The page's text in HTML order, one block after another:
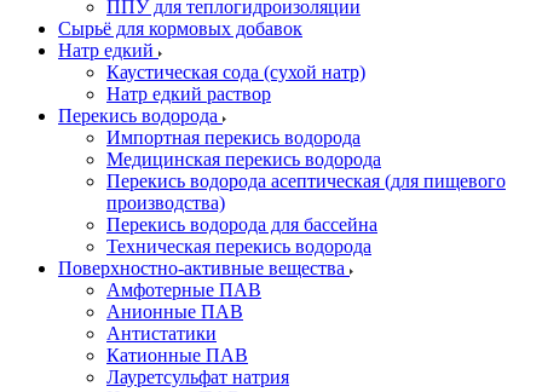
ППУ для теплогидроизоляции
Сырьё для кормовых добавок
Натр едкий
Каустическая сода (сухой натр)
Натр едкий раствор
Перекись водорода
Импортная перекись водорода
Медицинская перекись водорода
Перекись водорода асептическая (для пищевого
производства)
Перекись водорода для бассейна
Техническая перекись водорода
Поверхностно-активные вещества
Амфотерные ПАВ
Анионные ПАВ
Антистатики
Катионные ПАВ
Лауретсульфат натрия